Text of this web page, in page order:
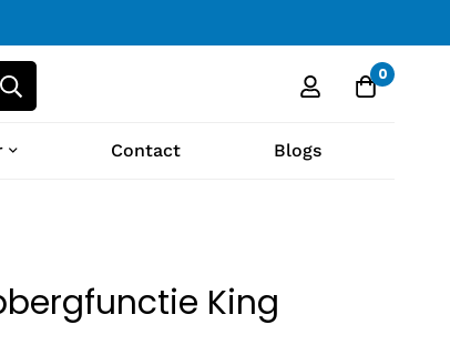
0
Contact Blogs
King